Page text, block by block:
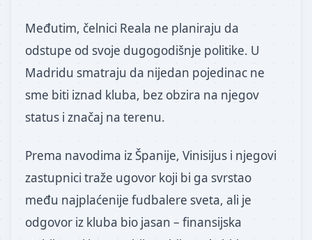
Međutim, čelnici Reala ne planiraju da
odstupe od svoje dugogodišnje politike. U
Madridu smatraju da nijedan pojedinac ne
sme biti iznad kluba, bez obzira na njegov
status i značaj na terenu.
Prema navodima iz Španije, Vinisijus i njegovi
zastupnici traže ugovor koji bi ga svrstao
među najplaćenije fudbalere sveta, ali je
odgovor iz kluba bio jasan – finansijska